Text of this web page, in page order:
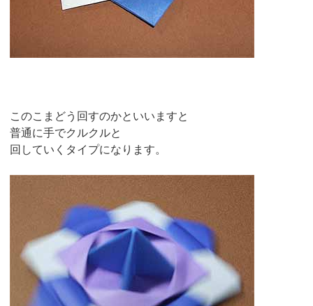
このこまどう回すのかといいますと
普通に手でクルクルと
回していくタイプになります。